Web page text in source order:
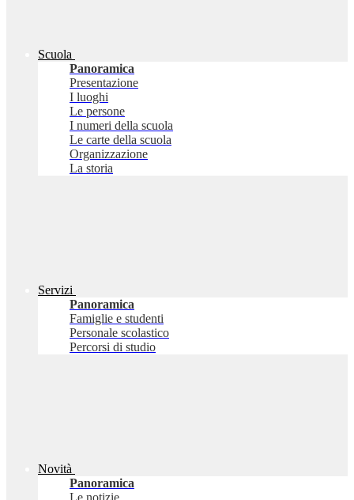
Scuola
Panoramica
Presentazione
I luoghi
Le persone
I numeri della scuola
Le carte della scuola
Organizzazione
La storia
Servizi
Panoramica
Famiglie e studenti
Personale scolastico
Percorsi di studio
Novità
Panoramica